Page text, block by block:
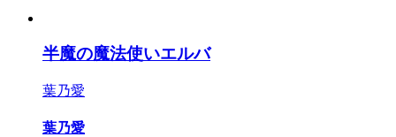
半魔の魔法使いエルバ
葉乃愛
葉乃愛